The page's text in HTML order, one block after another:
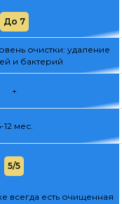
До 7
очистки: удаление
и бактерий
+
12 мес.
5/5
всегда есть очищенная